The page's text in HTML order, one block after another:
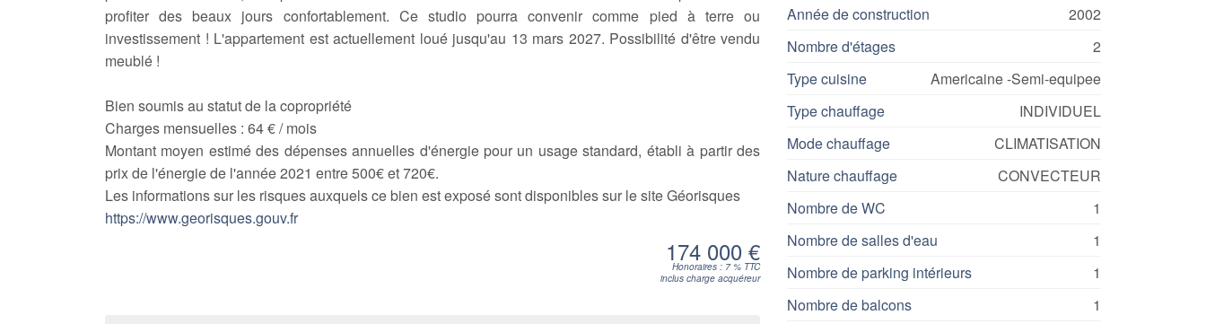
profiter des beaux jours confortablement. Ce studio pourra convenir comme pied à terre ou
investissement ! L'appartement est actuellement loué jusqu'au 13 mars 2027. Possibilité d'être vendu
meublé !
Bien soumis au statut de la copropriété
Charges mensuelles : 64 € / mois
Montant moyen estimé des dépenses annuelles d'énergie pour un usage standard, établi à partir des
prix de l'énergie de l'année 2021 entre 500€ et 720€.
Les informations sur les risques auxquels ce bien est exposé sont disponibles sur le site Géorisques
https://www.georisques.gouv.fr
174 000 €
Honoraires : 7 % TTC
inclus charge acquéreur
Année de construction
2002
Nombre d'étages
2
Type cuisine
Americaine -Semi-equipee
Type chauffage
INDIVIDUEL
Mode chauffage
CLIMATISATION
Nature chauffage
CONVECTEUR
Nombre de WC
1
Nombre de salles d'eau
1
Nombre de parking intérieurs
1
Nombre de balcons
1